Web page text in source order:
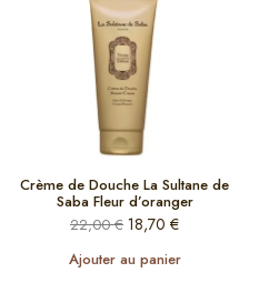
Crème de Douche La Sultane de
Saba Fleur d’oranger
22,00€ 18,70 €
Ajouter au panier